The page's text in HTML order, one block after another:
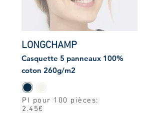
LONGCHAMP
Casquette 5 panneaux 100%
coton 260g/m2
PI pour 100 pièces:
2.45€